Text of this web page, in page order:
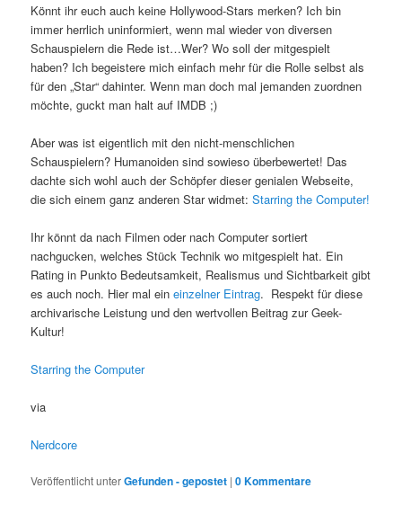
Könnt ihr euch auch keine Hollywood-Stars merken? Ich bin
immer herrlich uninformiert, wenn mal wieder von diversen
Schauspielern die Rede ist…Wer? Wo soll der mitgespielt
haben? Ich begeistere mich einfach mehr für die Rolle selbst als
für den „Star“ dahinter. Wenn man doch mal jemanden zuordnen
möchte, guckt man halt auf IMDB ;)
Aber was ist eigentlich mit den nicht-menschlichen
Schauspielern? Humanoiden sind sowieso überbewertet! Das
dachte sich wohl auch der Schöpfer dieser genialen Webseite,
die sich einem ganz anderen Star widmet: Starring the Computer!
Ihr könnt da nach Filmen oder nach Computer sortiert
nachgucken, welches Stück Technik wo mitgespielt hat. Ein
Rating in Punkto Bedeutsamkeit, Realismus und Sichtbarkeit gibt
es auch noch. Hier mal eineinzelner Eintrag. Respekt für diese
archivarische Leistung und den wertvollen Beitrag zur Geek-
Kultur!
Starring the Computer
via
Nerdcore
Veröffentlicht unterGefunden - gepostet |0 Kommentare